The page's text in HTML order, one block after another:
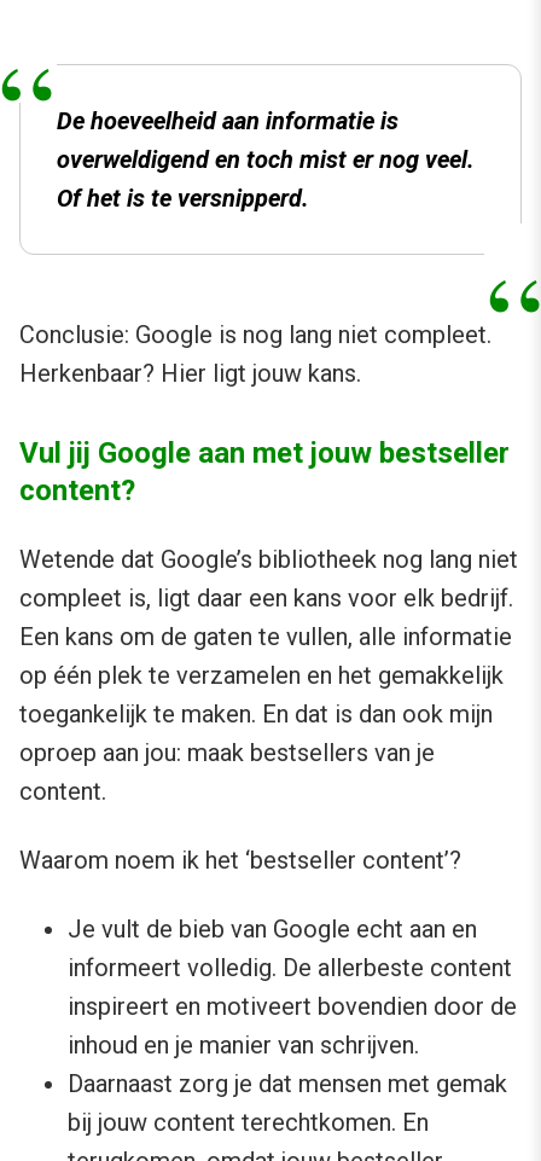
De hoeveelheid aan informatie is
overweldigend en toch mist er nog veel.
Of het is te versnipperd.
Conclusie: Google is nog lang niet compleet.
Herkenbaar? Hier ligt jouw kans.
Vul jij Google aan met jouw bestseller
content?
Wetende dat Google’s bibliotheek nog lang niet
compleet is, ligt daar een kans voor elk bedrijf.
Een kans om de gaten te vullen, alle informatie
op één plek te verzamelen en het gemakkelijk
toegankelijk te maken. En dat is dan ook mijn
oproep aan jou: maak bestsellers van je
content.
Waarom noem ik het ‘bestseller content’?
Je vult de bieb van Google echt aan en
informeert volledig. De allerbeste content
inspireert en motiveert bovendien door de
inhoud en je manier van schrijven.
Daarnaast zorg je dat mensen met gemak
bij jouw content terechtkomen. En